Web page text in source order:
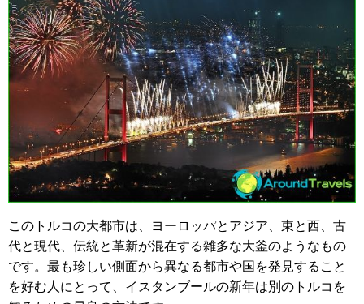
このトルコの大都市は、ヨーロッパとアジア、東と西、古
代と現代、伝統と革新が混在する雑多な大釜のようなもの
です。最も珍しい側面から異なる都市や国を発見すること
を好む人にとって、イスタンブールの新年は別のトルコを